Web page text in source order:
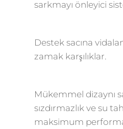
sarkmayı önleyici
Destek sacına
zamak karşılıklar.
Mükemmel dizaynı
sızdırmazlık ve su
maksimum